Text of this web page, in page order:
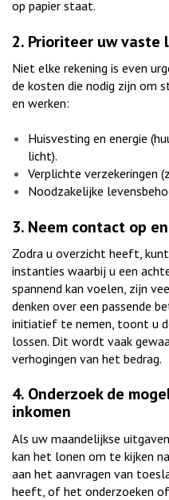
op papier staat.
2. Prioriteer uw vaste
Niet elke rekening is even
de kosten die nodig zijn om
en werken:
Huisvesting en energie
licht).
Verplichte verzekeringen
Noodzakelijke
3. Neem contact op
Zodra u overzicht heeft,
instanties waarbij u een
spannend kan voelen, zijn
denken over een passende
initiatief te nemen, toont u
lossen. Dit wordt vaak
verhogingen van het bedrag.
4. Onderzoek de
inkomen
Als uw maandelijkse
kan het lonen om te kijken
aan het aanvragen van
heeft, of het onderzoeken